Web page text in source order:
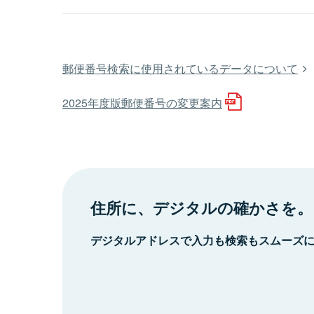
郵便番号検索に使用されているデータについて
2025年度版郵便番号の変更案内
住所に、デジタルの確かさを。
デジタルアドレスで入力も検索もスムーズ